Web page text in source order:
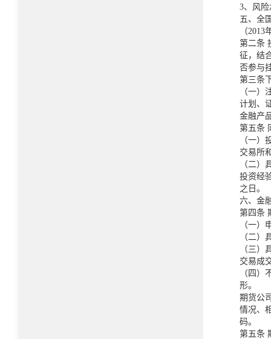
3、风
五、全
（
第二条
征，结
否参与
第三条
（一）
计划、
金融产
第五条
（一）
交易所
（二
投资经
之日。
六、金
第四条
（一）
（二）
（三）
交易成
（四
形。
期货公
情况、
码。
第五条